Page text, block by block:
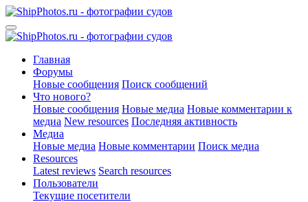
Главная
Форумы
Новые сообщения Поиск сообщений
Что нового?
Новые сообщения Новые медиа Новые комментарии к
медиа New resources Последняя активность
Медиа
Новые медиа Новые комментарии Поиск медиа
Resources
Latest reviews Search resources
Пользователи
Текущие посетители